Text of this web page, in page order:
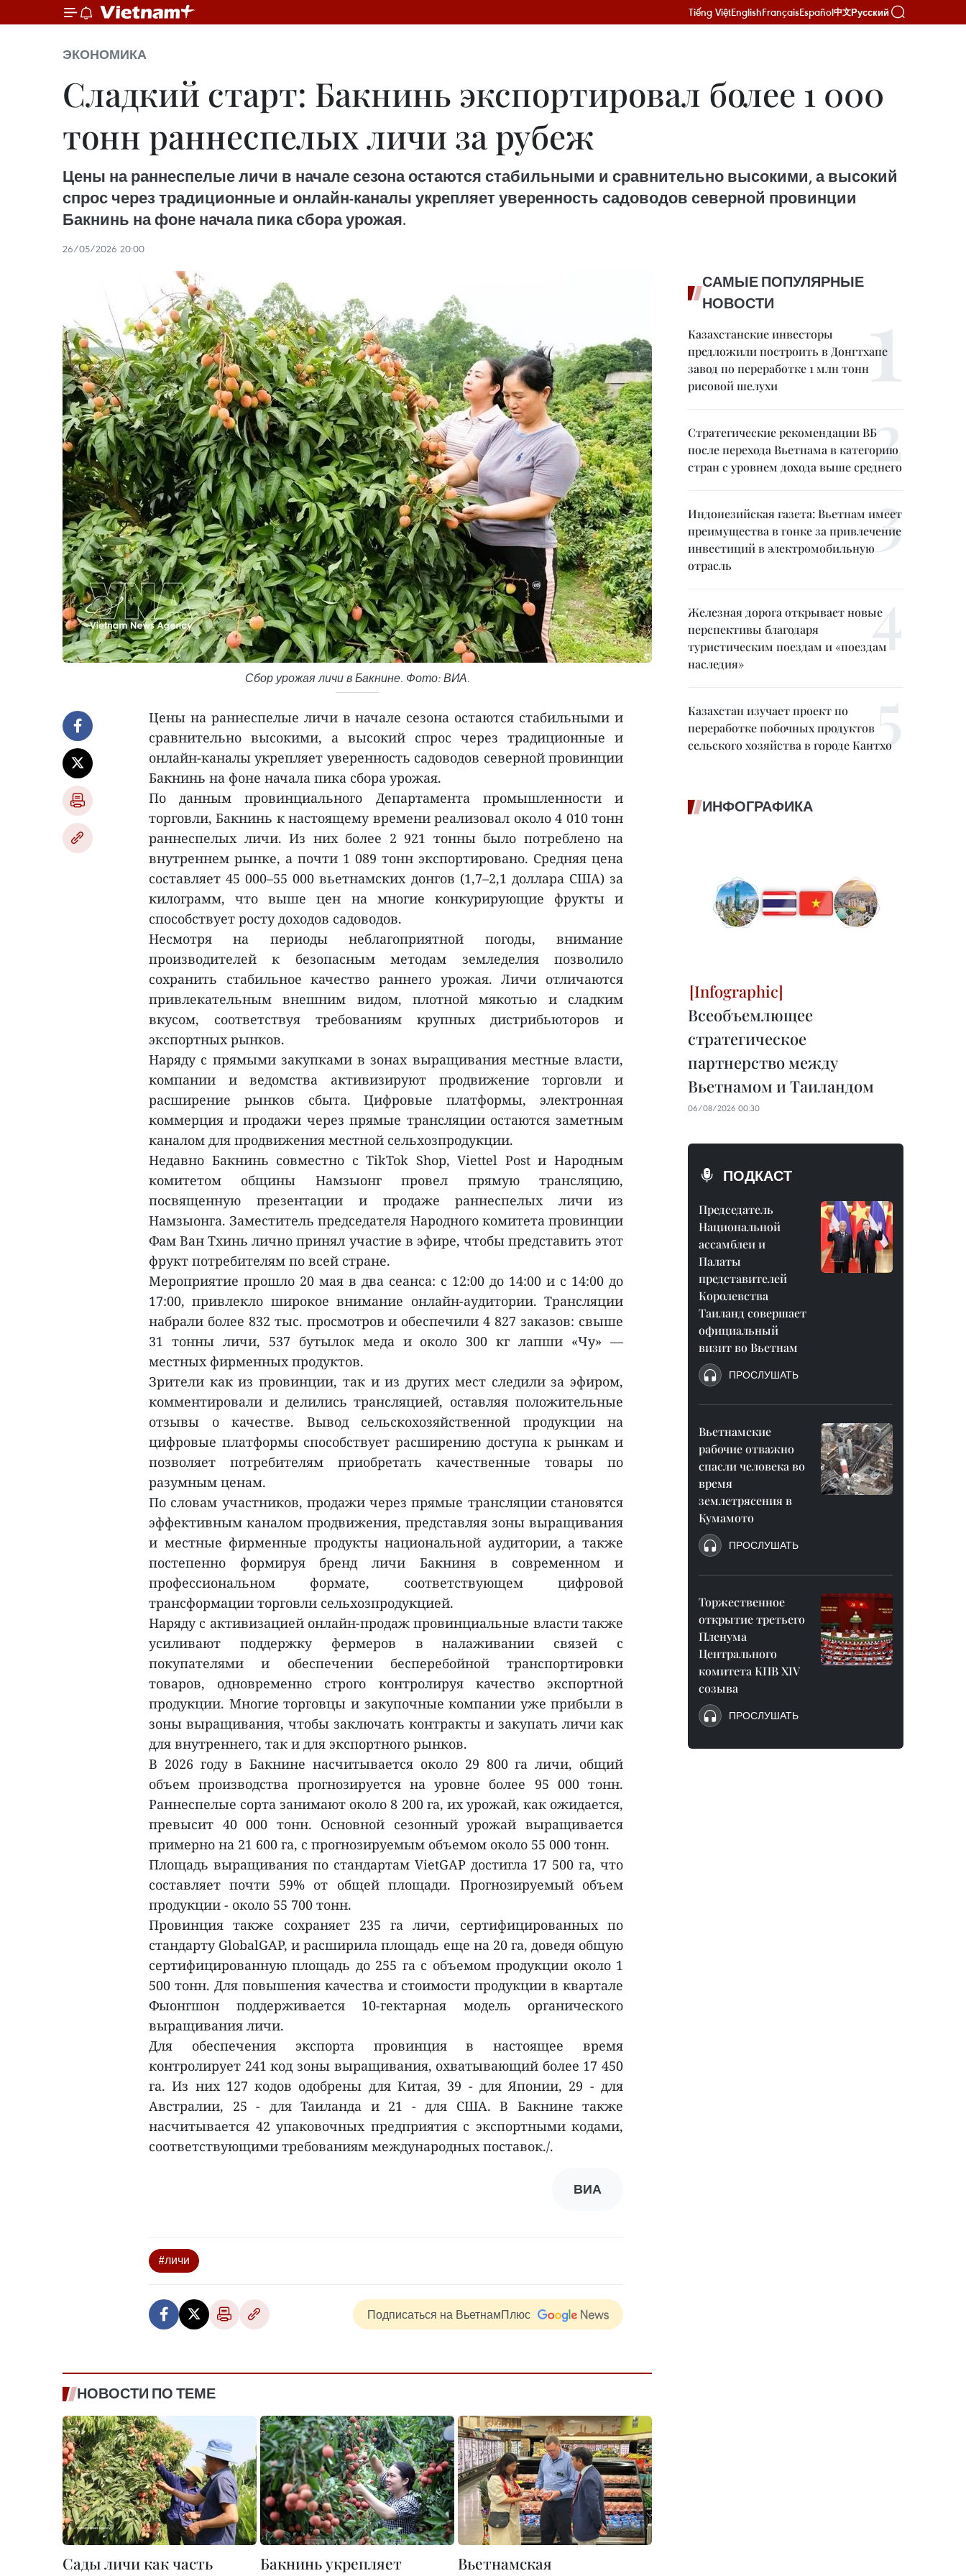
Tiếng ViệtEnglishFrançaisEspañol中文Русский
ЭКОНОМИКА
Сладкий старт: Бакнинь экспортировал более 1 000
тонн раннеспелых личи за рубеж
Цены на раннеспелые личи в начале сезона остаются стабильными и сравнительно высокими, а высокий
спрос через традиционные и онлайн-каналы укрепляет уверенность садоводов северной провинции
Бакнинь на фоне начала пика сбора урожая.
26/05/2026 20:00
Сбор урожая личи в Бакнине. Фото: ВИА.
Цены на раннеспелые личи в начале сезона остаются стабильными и
сравнительно высокими, а высокий спрос через традиционные и
онлайн-каналы укрепляет уверенность садоводов северной провинции
Бакнинь на фоне начала пика сбора урожая.
По данным провинциального Департамента промышленности и
торговли, Бакнинь к настоящему времени реализовал около 4 010 тонн
раннеспелых личи. Из них более 2 921 тонны было потреблено на
внутреннем рынке, а почти 1 089 тонн экспортировано. Средняя цена
составляет 45 000–55 000 вьетнамских донгов (1,7–2,1 доллара США) за
килограмм, что выше цен на многие конкурирующие фрукты и
способствует росту доходов садоводов.
Несмотря на периоды неблагоприятной погоды, внимание
производителей к безопасным методам земледелия позволило
сохранить стабильное качество раннего урожая. Личи отличаются
привлекательным внешним видом, плотной мякотью и сладким
вкусом, соответствуя требованиям крупных дистрибьюторов и
экспортных рынков.
Наряду с прямыми закупками в зонах выращивания местные власти,
компании и ведомства активизируют продвижение торговли и
расширение рынков сбыта. Цифровые платформы, электронная
коммерция и продажи через прямые трансляции остаются заметным
каналом для продвижения местной сельхозпродукции.
Недавно Бакнинь совместно с TikTok Shop, Viettel Post и Народным
комитетом общины Намзыонг провел прямую трансляцию,
посвященную презентации и продаже раннеспелых личи из
Намзыонга. Заместитель председателя Народного комитета провинции
Фам Ван Тхинь лично принял участие в эфире, чтобы представить этот
фрукт потребителям по всей стране.
Мероприятие прошло 20 мая в два сеанса: с 12:00 до 14:00 и с 14:00 до
17:00, привлекло широкое внимание онлайн-аудитории. Трансляции
набрали более 832 тыс. просмотров и обеспечили 4 827 заказов: свыше
31 тонны личи, 537 бутылок меда и около 300 кг лапши «Чу» —
местных фирменных продуктов.
Зрители как из провинции, так и из других мест следили за эфиром,
комментировали и делились трансляцией, оставляя положительные
отзывы о качестве. Вывод сельскохозяйственной продукции на
цифровые платформы способствует расширению доступа к рынкам и
позволяет потребителям приобретать качественные товары по
разумным ценам.
По словам участников, продажи через прямые трансляции становятся
эффективным каналом продвижения, представляя зоны выращивания
и местные фирменные продукты национальной аудитории, а также
постепенно формируя бренд личи Бакниня в современном и
профессиональном формате, соответствующем цифровой
трансформации торговли сельхозпродукцией.
Наряду с активизацией онлайн-продаж провинциальные власти также
усиливают поддержку фермеров в налаживании связей с
покупателями и обеспечении бесперебойной транспортировки
товаров, одновременно строго контролируя качество экспортной
продукции. Многие торговцы и закупочные компании уже прибыли в
зоны выращивания, чтобы заключать контракты и закупать личи как
для внутреннего, так и для экспортного рынков.
В 2026 году в Бакнине насчитывается около 29 800 га личи, общий
объем производства прогнозируется на уровне более 95 000 тонн.
Раннеспелые сорта занимают около 8 200 га, их урожай, как ожидается,
превысит 40 000 тонн. Основной сезонный урожай выращивается
примерно на 21 600 га, с прогнозируемым объемом около 55 000 тонн.
Площадь выращивания по стандартам VietGAP достигла 17 500 га, что
составляет почти 59% от общей площади. Прогнозируемый объем
продукции - около 55 700 тонн.
Провинция также сохраняет 235 га личи, сертифицированных по
стандарту GlobalGAP, и расширила площадь еще на 20 га, доведя общую
сертифицированную площадь до 255 га с объемом продукции около 1
500 тонн. Для повышения качества и стоимости продукции в квартале
Фыонгшон поддерживается 10-гектарная модель органического
выращивания личи.
Для обеспечения экспорта провинция в настоящее время
контролирует 241 код зоны выращивания, охватывающий более 17 450
га. Из них 127 кодов одобрены для Китая, 39 - для Японии, 29 - для
Австралии, 25 - для Таиланда и 21 - для США. В Бакнине также
насчитывается 42 упаковочных предприятия с экспортными кодами,
соответствующими требованиям международных поставок./.
ВИА
#личи
Подписаться на ВьетнамПлюс
НОВОСТИ ПО ТЕМЕ
Сады личи как часть
Бакнинь укрепляет
Вьетнамская
САМЫЕ ПОПУЛЯРНЫЕ
НОВОСТИ
Казахстанские инвесторы
предложили построить в Донгтхапе
завод по переработке 1 млн тонн
рисовой шелухи
Стратегические рекомендации ВБ
после перехода Вьетнама в категорию
стран с уровнем дохода выше среднего
Индонезийская газета: Вьетнам имеет
преимущества в гонке за привлечение
инвестиций в электромобильную
отрасль
Железная дорога открывает новые
перспективы благодаря
туристическим поездам и «поездам
наследия»
Казахстан изучает проект по
переработке побочных продуктов
сельского хозяйства в городе Кантхо
ИНФОГРАФИКА
Всеобъемлющее
стратегическое
партнерство между
Вьетнамом и Таиландом
06/08/2026 00:30
ПОДКАСТ
Председатель
Национальной
ассамблеи и
Палаты
представителей
Королевства
Таиланд совершает
официальный
визит во Вьетнам
ПРОСЛУШАТЬ
Вьетнамские
рабочие отважно
спасли человека во
время
землетрясения в
Кумамото
ПРОСЛУШАТЬ
Торжественное
открытие третьего
Пленума
Центрального
комитета КПВ XIV
созыва
ПРОСЛУШАТЬ